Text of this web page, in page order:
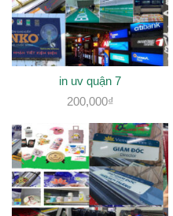
in uv quận 7
200,000₫